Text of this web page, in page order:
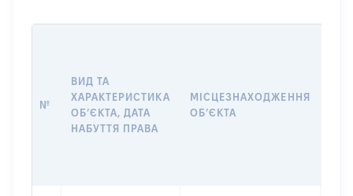
№
ВИД ТА
ХАРАКТЕРИСТИКА
ОБʼЄКТА, ДАТА
НАБУТТЯ ПРАВА
МІСЦЕЗНАХОДЖЕННЯ
ОБʼЄКТА